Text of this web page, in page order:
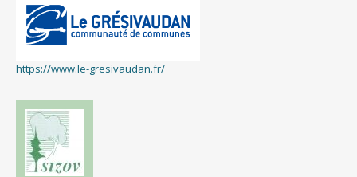
https://www.le-gresivaudan.fr/